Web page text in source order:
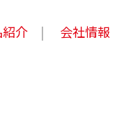
介 会社情報